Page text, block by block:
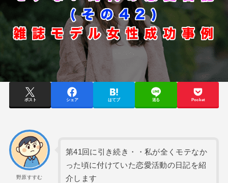
ポスト シェア はてブ 送る Pocket
野原すすむ
第41回に引き続き・・私が全くモテなか
った頃に付けていた恋愛活動の日記を紹
介します